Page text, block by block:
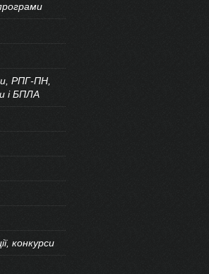
РПГ-ПН,
і БПЛА
конкурси